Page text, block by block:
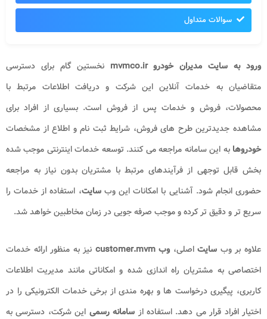
سوالات متداول
ورود به سایت مدیران خودرو mvmco.ir نخستین گام برای دسترسی
متقاضیان به خدمات آنلاین این شرکت و دریافت اطلاعات مرتبط با
محصولات، فروش و خدمات پس از فروش است. بسیاری از افراد برای
مشاهده جدیدترین طرح های فروش، شرایط ثبت نام و اطلاع از مشخصات
خودروهابه این سامانه مراجعه می کنند. توسعه خدمات اینترنتی موجب شده
بخش قابل توجهی از فرآیندهای مرتبط با مشتریان بدون نیاز به مراجعه
حضوری انجام شود. آشنایی با امکانات این وبسایت، استفاده از خدمات را
سریع تر و دقیق تر کرده و موجب صرفه جویی در زمان مخاطبین خواهد شد.
علاوه بر وب سایتاصلی، وب customer.mvm
نیز به منظور ارائه خدمات
اختصاصی به مشتریان راه اندازی شده و امکاناتی مانند مدیریت اطلاعات
کاربری، پیگیری درخواست ها و بهره مندی از برخی خدمات الکترونیکی را در
اختیار افراد قرار می دهد. استفاده از سامانه رسمی این شرکت، دسترسی به